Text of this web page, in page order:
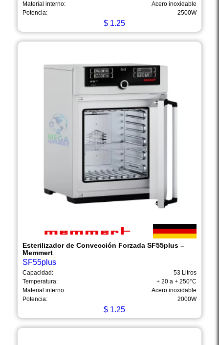
Material interno:
Acero inoxidable
Potencia:
2500W
$ 1.25
Esterilizador de Convección Forzada SF55plus –
Memmert
SF55plus
Capacidad:
53 Litros
Temperatura:
+ 20 a + 250°C
Material interno:
Acero inoxidable
Potencia:
2000W
$ 1.25